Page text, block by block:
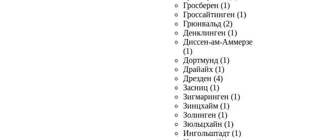
Гросберен (1)
Гроссайтинген (1)
Грюнвальд (2)
Денклинген (1)
Диссен-ам-Аммерзе
(1)
Дортмунд (1)
Драйайх (1)
Дрезден (4)
Засниц (1)
Зигмаринген (1)
Зинцхайм (1)
Золинген (1)
Зюльцхайн (1)
Ингольштадт (1)